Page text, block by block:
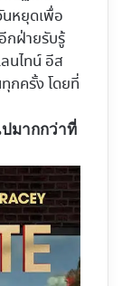
นหยุดเพื่อ
กฝ่ายรับรู้
นไทน์ อีส
กครั้ง โดยที่
มากกว่าที่